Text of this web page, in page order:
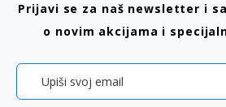
Prijavi se za naš newsletter i
o novim akcijama i